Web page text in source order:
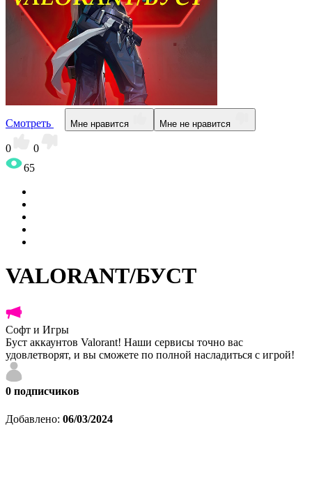
Смотреть Мне нравится Мне не нравится
0
0
65
VALORANT/БУСТ
Софт и Игры
Буст аккаунтов Valorant! Наши сервисы точно вас
удовлетворят, и вы сможете по полной насладиться с игрой!
0 подписчиков
Добавлено: 06/03/2024